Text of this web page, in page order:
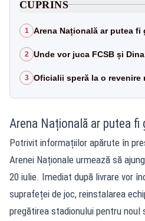
CUPRINS
1 Arena Națională ar putea
2 Unde vor juca FCSB și
3 Oficialii speră la o revenire
Arena Națională ar putea
Potrivit informațiilor apărute în
Arenei Naționale urmează să
20 iulie. Imediat după livrare vor
suprafeței de joc, reinstalarea
pregătirea stadionului pentru noul